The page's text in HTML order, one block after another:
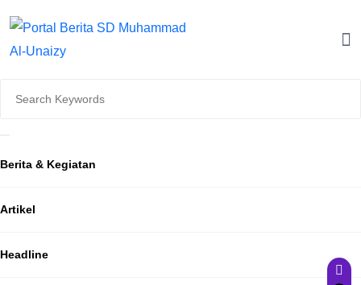
Berita & Kegiatan
Artikel
Headline